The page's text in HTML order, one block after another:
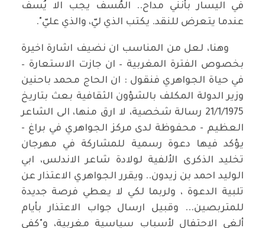
في اليسار بأنني مداح.. المُسف يجب الا يُسف
عندما يتعرض للنقد. يكتب الذي ليّ، والذي عليّ".
وهنا، لعل من المناسب ان نضيف اشارة اخيرة
بخصوص الفترة المغربية – ان جازت الاستعارة –
في حياة الجواهري فنقول : ان الحاج محمد باحنين
وزير الدولة المكلف بالشؤون الثقافية بعث بتاريخ
21/1/1975 رسالة شخصية، لا ارق منها، الى الشاعر
العظيم - محفوظة لدى مركز الجواهري في براغ -
يؤكد فيها دعوة رسمية للمشاركة في مهرجان
تخليد الذكرى الألفية لولادة شاعر الاندلس، ابي
الوليد احمد بن زيدون.. ويقرر الجواهري الاعتذار عن
تلبية الدعوة ، ولربما لكي لا يعطي فرصة جديدة
للمتربصين... وقبيل ارسال جواب الاعتذار بأيام
ألغي الاحتفال لأسباب سياسية مغربية، و"كفى